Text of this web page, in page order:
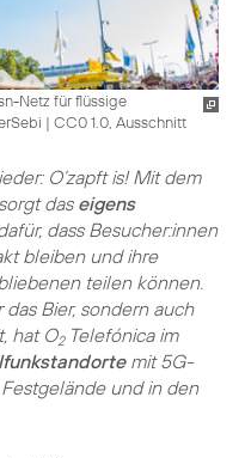
Netz für flüssige
| CC0 1.0, Ausschnitt
O’zapft is! Mit dem
daseigens
dass Besucher:innen
bleiben und ihre
teilen können.
Bier, sondern auch
hat O2Telefónica im
mit 5G-
und in den